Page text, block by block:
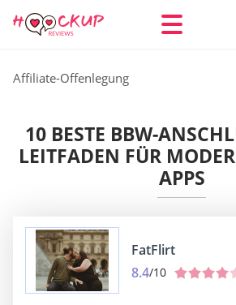
Affiliate-Offenlegung
10 BESTE BBW-
LEITFADEN FÜR
APPS
FatFlirt
8.4/10